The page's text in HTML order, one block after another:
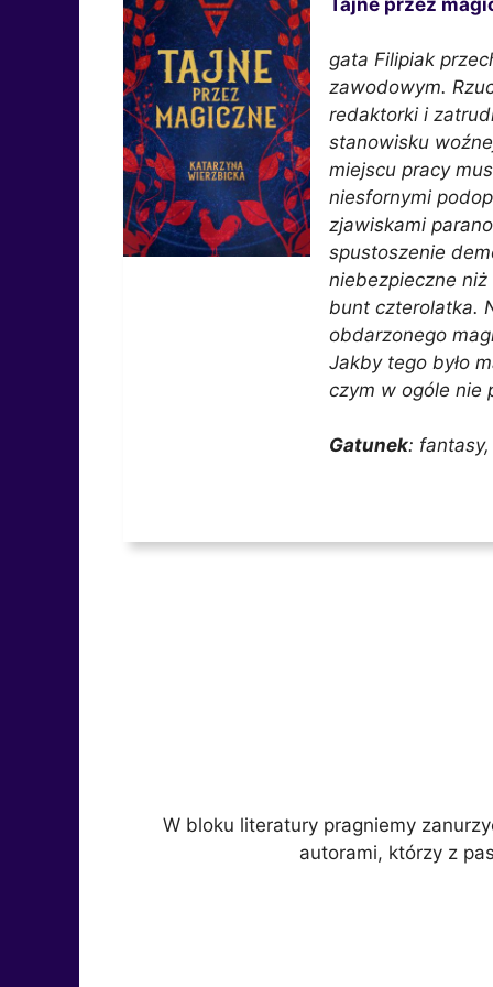
gata Filipiak
zawodowym.
redaktorki i
stanowisku
miejscu pracy
niesfornymi
zjawiskami
spustoszenie
niebezpieczne
bunt czterolatka.
obdarzonego
Jakby tego było
czym w ogóle nie
Gatunek:
W bloku literatury pragniemy
autorami, którzy z